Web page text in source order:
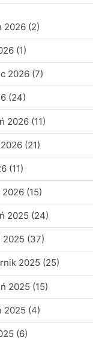
2026 (2)
(1)
2026 (7)
(24)
2026 (11)
(21)
(11)
2026 (15)
2025 (24)
2025 (37)
2025 (25)
2025 (15)
2025 (4)
(6)